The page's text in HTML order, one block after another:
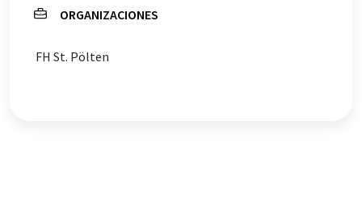
ORGANIZACIONES
FH St. Pölten